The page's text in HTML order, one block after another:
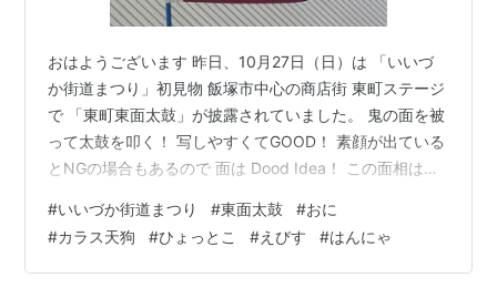
おはようございます 昨日、10月27日（日）は 「いいづ
か街道まつり」初見物 飯塚市中心の商店街 東町ステージ
で 「東町東面太鼓」が披露されていました。 鬼の面を被
って太鼓を叩く！ 写しやすくてGOOD！ 素顔が出ている
とNGの場合もあるので 面は Dood Idea！ この面相は好
ように固定させて トントコ・・！ カッパのような カラ
ス天狗面！ お多福さんが登場！ ひょっとこも登場 お多
福さんの酒を注いで・・！ 恵比寿さんも登場 目出鯛
#いいづか街道まつり #東面太鼓 #おに
#カラス天狗 #ひょっとこ #えびす #はんにゃ